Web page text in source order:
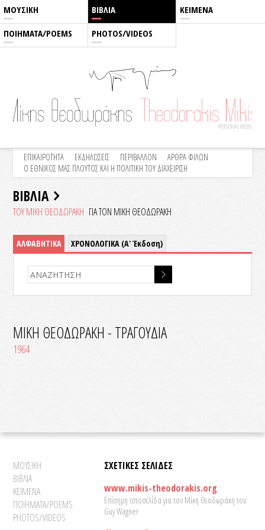
ΜΟΥΣΙΚΗ ΒΙΒΛΙΑ ΚΕΙΜΕΝΑ
ΠΟΙΗΜΑΤΑ/POEMS PHOTOS/VIDEOS
ΕΠΙΚΑΙΡΟΤΗΤΑ ΕΚΔΗΛΩΣΕΙΣ ΠΕΡΙΒΑΛΛΟΝ
ΑΡΘΡΑ ΦΙΛΩΝ
Ο ΕΘΝΙΚΟΣ ΜΑΣ ΠΛΟΥΤΟΣ ΚΑΙ Η ΠΟΛΙΤΙΚΗ ΤΟΥ ΔΙΑΧΕΙΡΙΣΗ
ΒΙΒΛΙΑ
ΤΟΥ ΜΙΚΗ ΘΕΟΔΩΡΑΚΗ ΓΙΑ ΤΟΝ ΜΙΚΗ ΘΕΟΔΩΡΑΚΗ
ΑΛΦΑΒΗΤΙΚΑ ΧΡΟΝΟΛΟΓΙΚΑ (Α' Έκδοση)
ΜΙΚΗ ΘΕΟΔΩΡΑΚΗ - ΤΡΑΓΟΥΔΙΑ
1964
ΜΟΥΣΙΚΗ
ΒΙΒΛΙΑ
ΚΕΙΜΕΝΑ
ΠΟΙΗΜΑΤΑ/POEMS
PHOTOS/VIDEOS
ΣΧΕΤΙΚΕΣ ΣΕΛΙΔΕΣ
www.mikis-theodorakis.org
Επίσημη ιστοσελίδα για τον Μίκη Θεοδωράκη του
Guy Wagner